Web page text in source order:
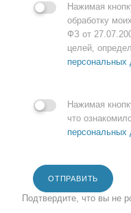
Нажимая
обработку
ФЗ от
целей,
персональных
Нажимая
что
ОТПРАВИТЬ
Подтвердите, что вы не